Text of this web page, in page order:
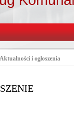
Aktualności i ogłoszenia